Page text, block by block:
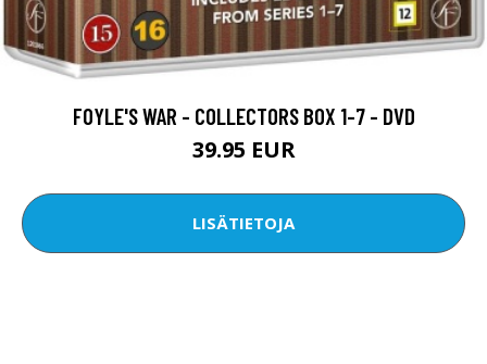
FOYLE'S WAR - COLLECTORS BOX 1-7 - DVD
39.95 EUR
LISÄTIETOJA